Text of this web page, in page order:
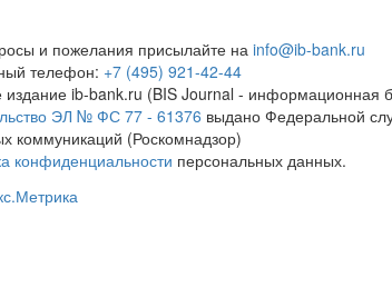
и пожелания присылайте на info@ib-bank.ru
телефон: +7 (495) 921-42-44
издание ib-bank.ru (BIS Journal - информационная
ЭЛ № ФС 77 - 61376 выдано Федеральной
коммуникаций (Роскомнадзор)
конфиденциальности персональных данных.